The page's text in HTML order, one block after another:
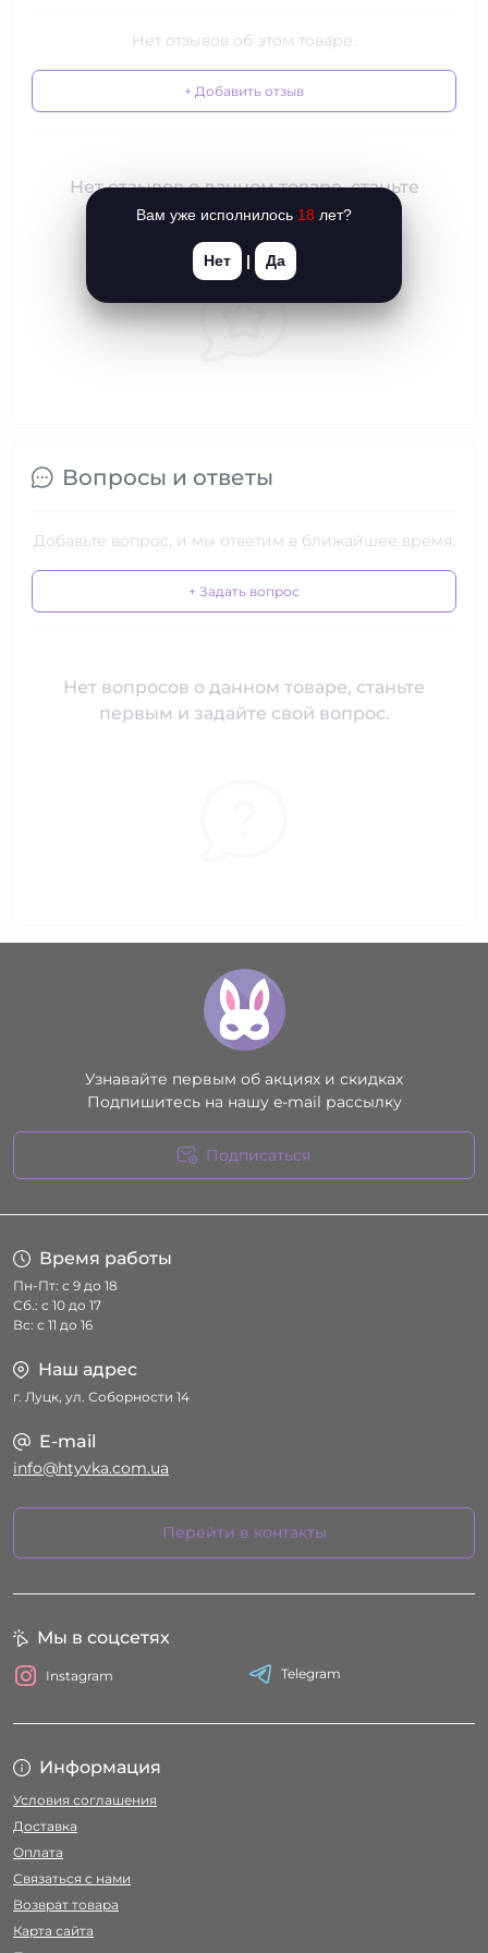
Нет отзывов об этом товаре.
+ Добавить отзыв
Нет отзывов о данном товаре, станьте
первым, оставьте свой отзыв.
Вопросы и ответы
Добавьте вопрос, и мы ответим в ближайшее время.
+ Задать вопрос
Нет вопросов о данном товаре, станьте
первым и задайте свой вопрос.
Узнавайте первым об акциях и скидках
Подпишитесь на нашу e-mail рассылку
Подписаться
Время работы
Пн-Пт: с 9 до 18
Сб.: с 10 до 17
Вс: с 11 до 16
Наш адрес
г. Луцк, ул. Соборности 14
E-mail
info@htyvka.com.ua
Перейти в контакты
Информация
Условия соглашения
Доставка
Оплата
Связаться с нами
Возврат товара
Карта сайта
Мы в соцсетях
Instagram Telegram
Вам уже исполнилось 18 лет?
Нет | Да